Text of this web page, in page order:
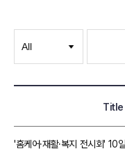
Title